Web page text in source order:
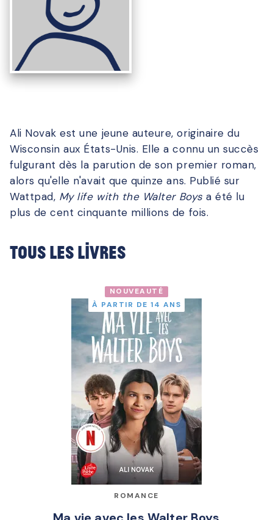
Ali Novak est une jeune auteure, originaire du
Wisconsin aux États-Unis. Elle a connu un succès
fulgurant dès la parution de son premier roman,
alors qu'elle n'avait que quinze ans. Publié sur
Wattpad, My life with the Walter Boys a été lu
plus de cent cinquante millions de fois.
Tous les livres
NOUVEAUTÉ
À PARTIR DE 14 ANS
ROMANCE